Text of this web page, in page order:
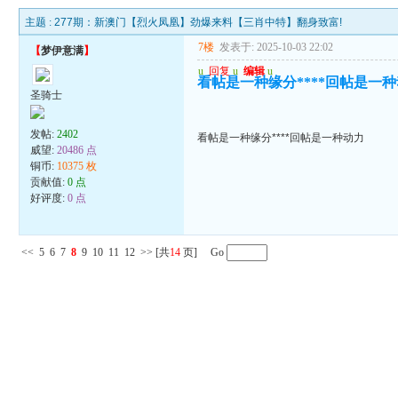
主题 :277期：新澳门【烈火凤凰】劲爆来料【三肖中特】翻身致富!
【梦伊意满】
圣骑士
发帖:2402
威望:20486 点
铜币: 10375 枚
贡献值:0 点
好评度:0 点
7楼 发表于: 2025-10-03 22:02
u 回复 u 编辑 u
看帖是一种缘分****回帖是一种
看帖是一种缘分****回帖是一种动力
<< 5 6 7 8 9 10 11 12 >> [共14 页] Go